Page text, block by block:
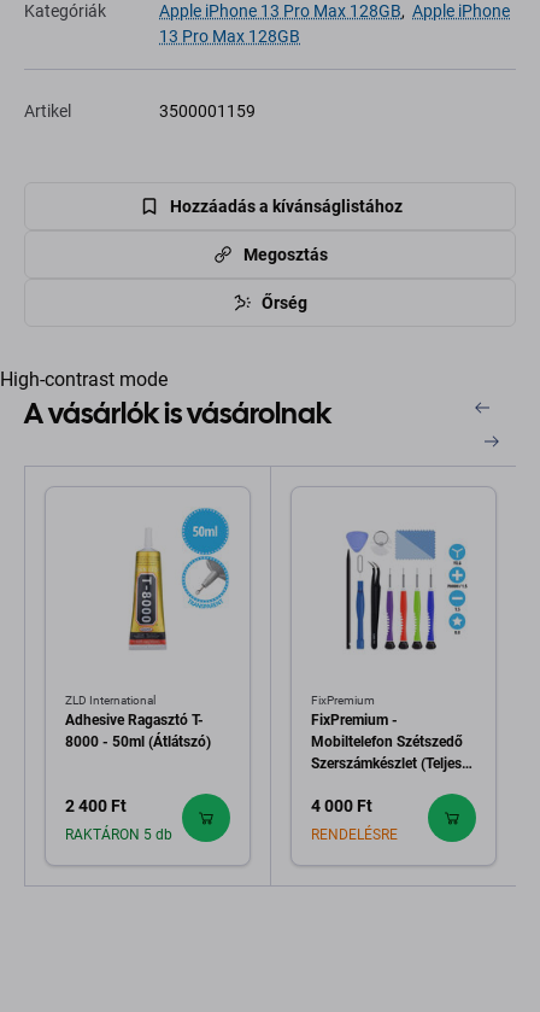
Kategóriák Apple iPhone 13 Pro Max 128GB, Apple iPhone
13 Pro Max 128GB
Artikel 3500001159
Hozzáadás a kívánságlistához
Megosztás
Őrség
High-contrast mode
A vásárlók is vásárolnak
ZLD International
Adhesive Ragasztó T-
8000 - 50ml (Átlátszó)
2 400 Ft
RAKTÁRON 5 db
FixPremium
FixPremium -
Mobiltelefon Szétszedő
Szerszámkészlet (Teljes)
4 000 Ft
RENDELÉSRE